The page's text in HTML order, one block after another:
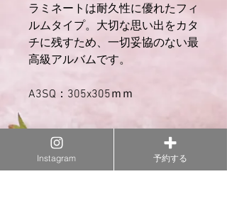
ラミネートは耐久性に優れたフィ
ルムタイプ。大切な思い出をカタ
チに残すため、一切妥協のない最
高級アルバムです。
A3SQ：305x305ｍｍ
Instagram 予約する